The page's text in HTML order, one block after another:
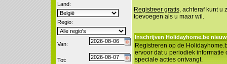
Land:
Regio:
Van:
Tot:
Registreer gratis, achteraf kunt u
toevoegen als u maar wil.
Inschrijven Holidayhome.be
Registreren op de
ervoor dat u periodiek informatie
speciale acties ontvangt.